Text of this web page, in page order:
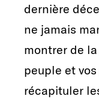
dernière
ne jamais
montrer de
peuple et
récapituler